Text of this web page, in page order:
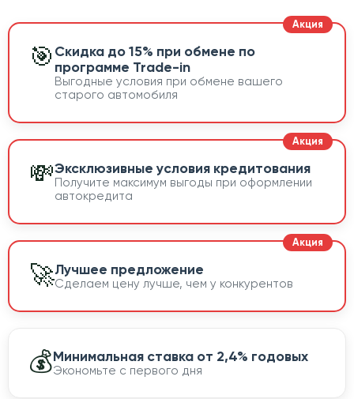
🎯 Скидка до 15% при обмене по
программе Trade-in
Выгодные условия при обмене вашего
старого автомобиля
💸Эксклюзивные условия кредитования
Получите максимум выгоды при оформлении
автокредита
🚀Лучшее предложение
Сделаем цену лучше, чем у конкурентов
💰Минимальная ставка от 2,4% годовых
Экономьте с первого дня